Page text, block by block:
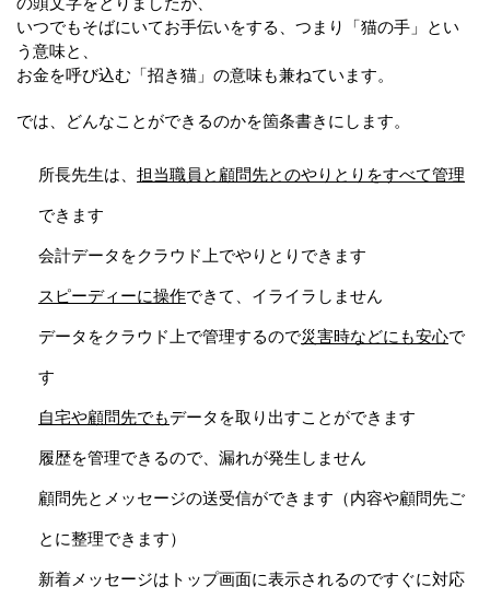
いつでもそばにいてお手伝いをする、つまり「猫の手」とい
う意味と、
お金を呼び込む「招き猫」の意味も兼ねています。
では、どんなことができるのかを箇条書きにします。
所長先生は、 担当職員と顧問先とのやりとりをすべて管理
できます
会計データをクラウド上でやりとりできます
スピーディーに操作できて、イライラしません
データをクラウド上で管理するので災害時などにも安心で
す
自宅や顧問先でもデータを取り出すことができます
履歴を管理できるので、漏れが発生しません
顧問先とメッセージの送受信ができます（内容や顧問先ご
とに整理できます）
新着メッセージはトップ画面に表示されるのですぐに対応